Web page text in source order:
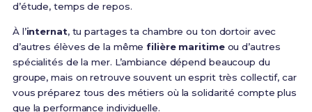
d’étude, temps de repos.
À l’internat, tu partages ta chambre ou ton dortoir avec
d’autres élèves de la mêmefilière maritimeou d’autres
spécialités de la mer. L’ambiance dépend beaucoup du
groupe, mais on retrouve souvent un esprit très collectif, car
vous préparez tous des métiers où la solidarité compte plus
que la performance individuelle.